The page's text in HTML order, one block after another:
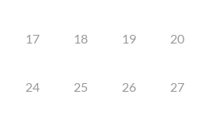
17 18 19 20
24 25 26 27